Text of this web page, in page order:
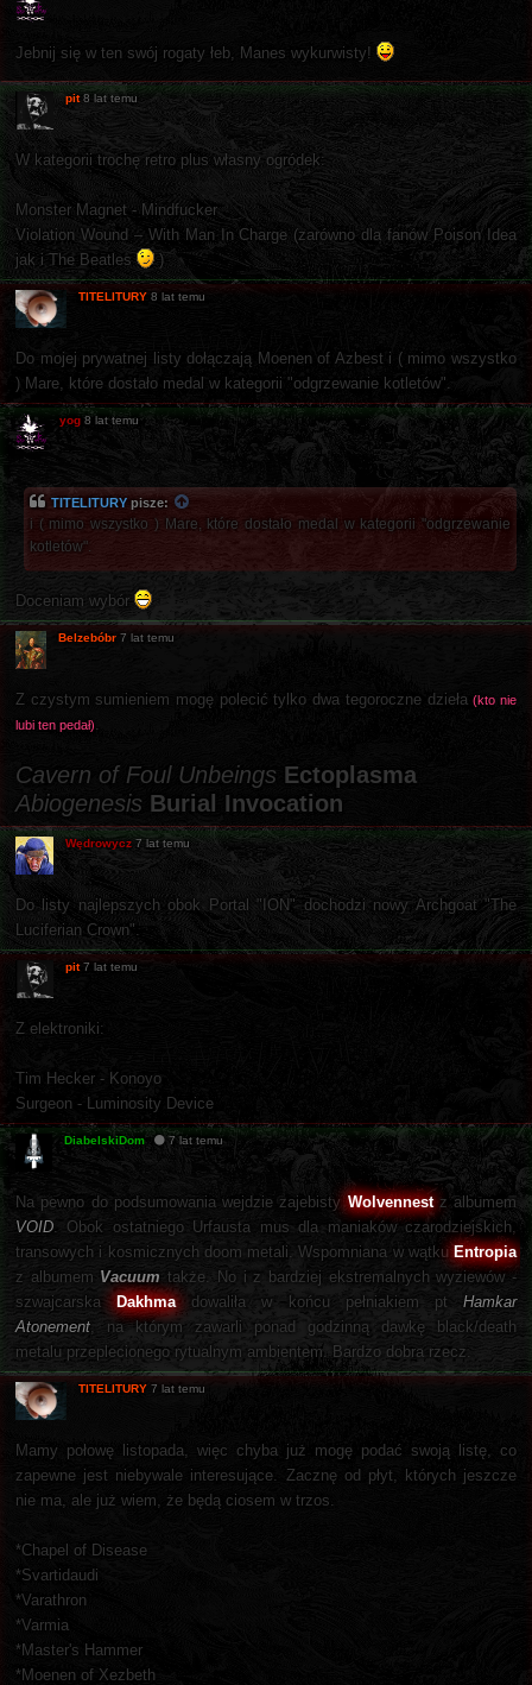
Jebnij się w ten swój rogaty łeb, Manes wykurwisty!
pit 8 lat temu
W kategorii trochę retro plus własny ogródek:
Monster Magnet - Mindfucker
Violation Wound ‎– With Man In Charge (zarówno dla fanów Poison Idea
jak i The Beatles
)
TITELITURY 8 lat temu
Do mojej prywatnej listy dołączają Moenen of Azbest i ( mimo wszystko
) Mare, które dostało medal w kategorii "odgrzewanie kotletów".
yog 8 lat temu
TITELITURY pisze:
i ( mimo wszystko ) Mare, które dostało medal w kategorii "odgrzewanie
kotletów".
Doceniam wybór
Belzebóbr 7 lat temu
Z czystym sumieniem mogę polecić tylko dwa tegoroczne dzieła(kto nie
lubi ten pedał).
Cavern of Foul Unbeings Ectoplasma
Abiogenesis Burial Invocation
Wędrowycz 7 lat temu
Do listy najlepszych obok Portal "ION" dochodzi nowy Archgoat "The
Luciferian Crown".
pit 7 lat temu
Z elektroniki:
Tim Hecker - Konoyo
Surgeon - Luminosity Device
DiabelskiDom 7 lat temu
Na pewno do podsumowania wejdzie zajebisty Wolvennestz albumem
VOID. Obok ostatniego Urfausta mus dla maniaków czarodziejskich,
transowych i kosmicznych doom metali. Wspomniana w wątku Entropia
z albumem Vacuum także. No i z bardziej ekstremalnych wyziewów -
szwajcarska
Dakhmadowaliła w końcu pełniakiem ptHamkar
Atonement, na którym zawarli ponad godzinną dawkę black/death
metalu przeplecionego rytualnym ambientem. Bardzo dobra rzecz.
TITELITURY 7 lat temu
Mamy połowę listopada, więc chyba już mogę podać swoją listę, co
zapewne jest niebywale interesujące. Zacznę od płyt, których jeszcze
nie ma, ale już wiem, że będą ciosem w trzos.
*Chapel of Disease
*Svartidaudi
*Varathron
*Varmia
*Master's Hammer
*Moenen of Xezbeth